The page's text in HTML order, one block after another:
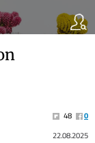
48
0
22.08.2025